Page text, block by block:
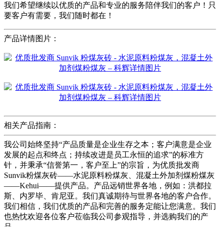
我们希望继续以优质的产品和专业的服务陪伴我们的客户！只
要客户有需要，我们随时都在！
产品详情图片：
相关产品指南：
我公司始终坚持“产品质量是企业生存之本；客户满意是企业
发展的起点和终点；持续改进是员工永恒的追求”的标准方
针，并秉承“信誉第一，客户至上”的宗旨，为优质批发商
Sunvik粉煤灰砖——水泥原料粉煤灰、混凝土外加剂煤粉煤灰
——Kehui——提供产品。产品远销世界各地，例如：洪都拉
斯、内罗毕、肯尼亚。我们真诚期待与世界各地的客户合作。
我们相信，我们优质的产品和完善的服务定能让您满意。我们
也热忱欢迎各位客户莅临我公司参观指导，并选购我们的产